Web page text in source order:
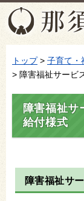
トップ> 子育て・
> 障害福祉サービ
障害福祉サ
給付様式
障害福祉サ